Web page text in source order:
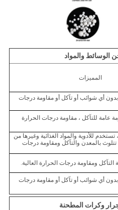
والمواد
المميزات
بدون أي شوائب أو تآكل أو مقاومة درجات
عامة للتآكل ، مقاومة درجات الحرارة
تستخدم للأدوية والمواد الغذائية وغيرها من
تتلوث بالمعدن والتآكل ومقاومة درجات
التآكل ومقاومة درجات الحرارة العالية.
بدون أي شوائب أو تآكل أو مقاومة درجات
وكرات المطحنة